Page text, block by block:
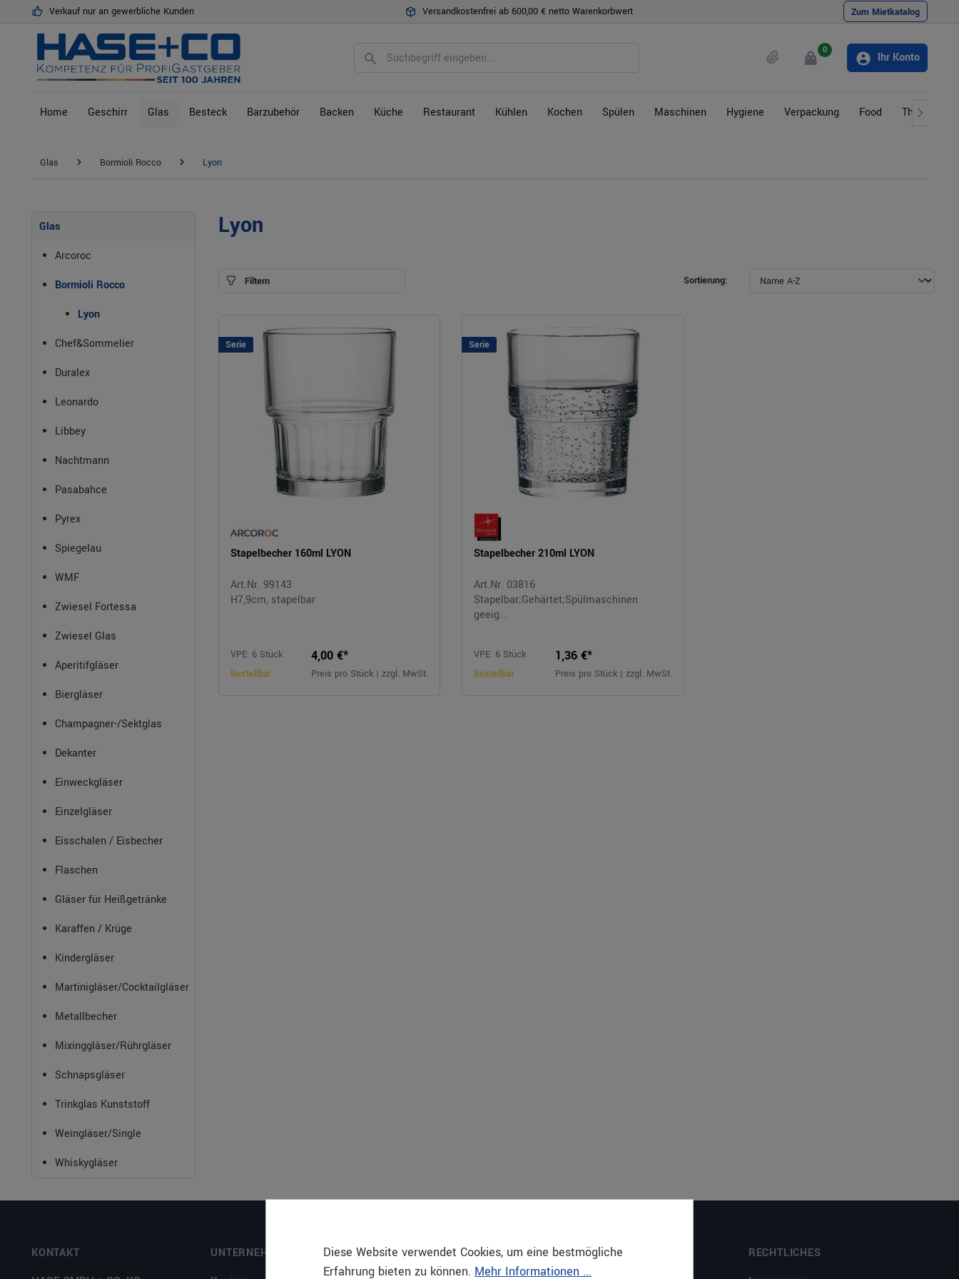
Zur Hauptnavigation springen
Verkauf nur an gewerbliche Kunden Versandkostenfrei ab 600,00 € netto Warenkorbwert Zum Mietkatalog
0
Ihr Konto
Home Geschirr Glas Besteck Barzubehör Backen Küche Restaurant Kühlen Kochen Spülen Maschinen Hygiene Verpackung Food Themen
Glas Bormioli Rocco Lyon
Glas
Arcoroc
Bormioli Rocco
Lyon
Chef&Sommelier
Duralex
Leonardo
Libbey
Nachtmann
Pasabahce
Pyrex
Spiegelau
WMF
Zwiesel Fortessa
Zwiesel Glas
Aperitifgläser
Biergläser
Champagner-/Sektglas
Dekanter
Einweckgläser
Einzelgläser
Eisschalen / Eisbecher
Flaschen
Gläser für Heißgetränke
Karaffen / Krüge
Kindergläser
Martinigläser/Cocktailgläser
Metallbecher
Mixinggläser/Rührgläser
Schnapsgläser
Trinkglas Kunststoff
Weingläser/Single
Whiskygläser
Lyon
Filtern Sortierung:
Serie
Stapelbecher 160ml LYON
Art.Nr. 99143
H7,9cm, stapelbar
VPE: 6 Stück
Bestellbar
4,00 €*
Preis pro Stück | zzgl. MwSt.
Serie
Stapelbecher 210ml LYON
Art.Nr. 03816
Stapelbar;Gehärtet;Spülmaschinen
geeig...
VPE: 6 Stück
Bestellbar
1,36 €*
Preis pro Stück | zzgl. MwSt.
KONTAKT UNTERNEHMEN SERVICE ONLINESHOP RECHTLICHES
Diese Website verwendet Cookies, um eine bestmögliche
Erfahrung bieten zu können. Mehr Informationen ...